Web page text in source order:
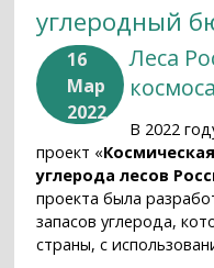
углеродный
16
Мар
2022
Леса
космоса
В 2022
проект «
углерода лесов
проекта была
запасов углерода,
страны, с